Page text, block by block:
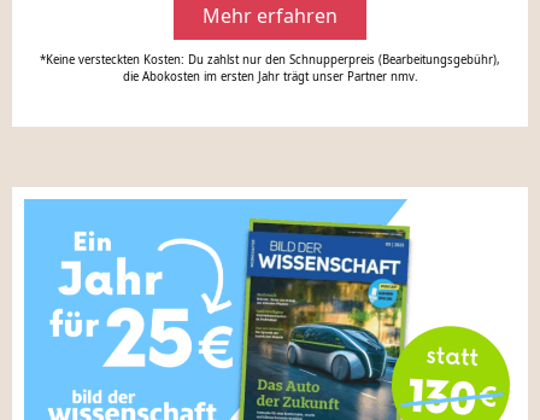
Mehr erfahren
*Keine versteckten Kosten: Du zahlst nur den Schnupperpreis (Bearbeitungsgebühr),
die Abokosten im ersten Jahr trägt unser Partner nmv.